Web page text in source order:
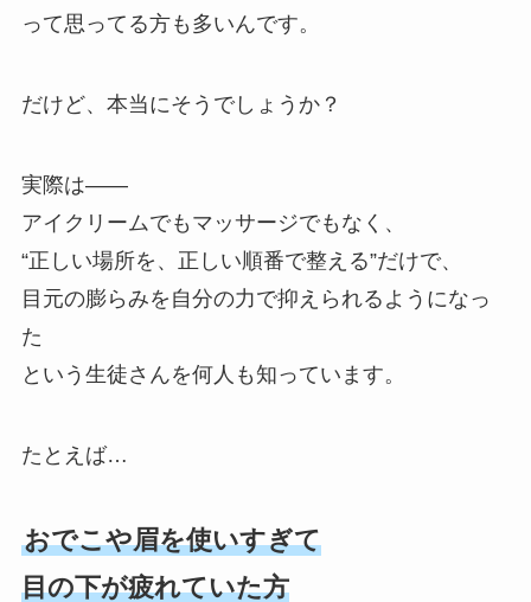
って思ってる方も多いんです。
だけど、本当にそうでしょうか？
実際は——
アイクリームでもマッサージでもなく、
“正しい場所を、正しい順番で整える”だけで、
目元の膨らみを自分の力で抑えられるようになっ
た
という生徒さんを何人も知っています。
たとえば…
おでこや眉を使いすぎて
目の下が疲れていた方